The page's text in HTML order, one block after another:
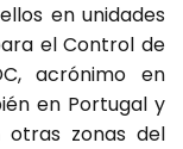
en unidades
el Control de
acrónimo en
en Portugal y
otras zonas del